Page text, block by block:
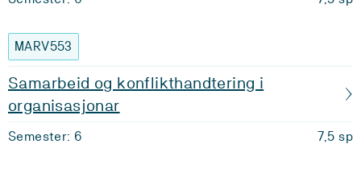
MARV553
Samarbeid og konflikthandtering i
organisasjonar
Semester: 6 7,5 sp